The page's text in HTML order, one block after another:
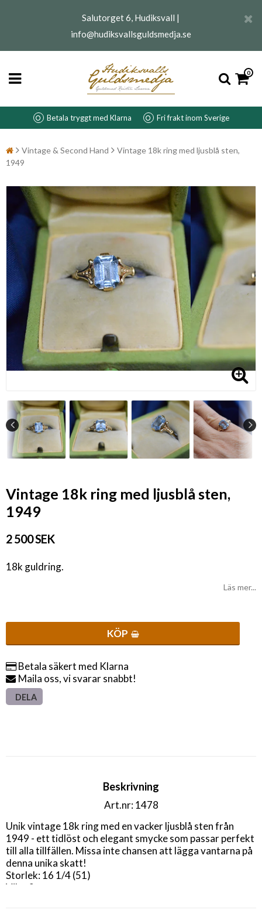
Salutorget 6, Hudiksvall |
info@hudiksvallsguldsmedja.se
0
Betala tryggt med Klarna Fri frakt inom Sverige
Vintage & Second Hand
Vintage 18k ring med ljusblå sten,
1949
Vintage 18k ring med ljusblå sten,
1949
2 500 SEK
18k guldring.
Läs mer...
KÖP
Betala säkert med Klarna
Maila oss, vi svarar snabbt!
DELA
Beskrivning
Art.nr: 1478
Unik vintage 18k ring med en vacker ljusblå sten från
1949 - ett tidlöst och elegant smycke som passar perfekt
till alla tillfällen. Missa inte chansen att lägga vantarna på
denna unika skatt!
Storlek: 16 1/4 (51)
Vikt: 2 g